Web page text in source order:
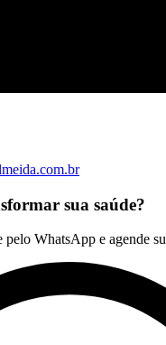
sua saúde?
pelo WhatsApp e agende